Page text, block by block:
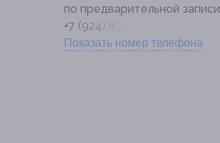
по предварительной записи
+7 (924) 834-40-45
Показать номер телефона